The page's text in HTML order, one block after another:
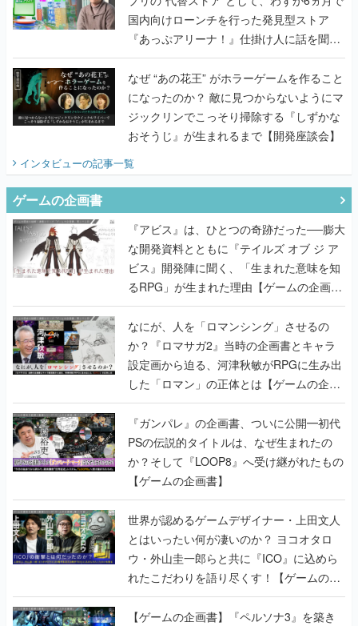
国内向けローンチを行った発見型ストア
『あっぷアリーナ！』仕掛け人に話を聞い
てみた
なぜ “あの花王” がホラーゲームを作ること
になったのか？ 敵に見つからないようにマ
ジックリンでこっそり掃除する『しずかな
おそうじ』が生まれるまで【開発座談会】
インタビューの記事一覧
ゲームの企画書
『アビス』は、ひとつの奇跡だった──膨大
な開発資料とともに『テイルズ オブ ジ ア
ビス』開発陣に聞く、「生まれた意味を知
るRPG」が生まれた理由【ゲームの企画
書】
なにが、人を「ロマンシング」させるの
か？『ロマサガ2』当時の企画書とキャラ
設定画から迫る、河津秋敏がRPGに生み出
した「ロマン」の正体とは【ゲームの企画
書】
『ガンパレ』の企画書、ついに公開━初代
PSの伝説的タイトルは、なぜ生まれたの
か？そして『LOOP8』へ受け継がれたもの
【ゲームの企画書】
世界が認めるゲームデザイナー・上田文人
とはいったい何が凄いのか？ ヨコオタロ
ウ・外山圭一郎らと共に『ICO』に込めら
れたこだわりを語り尽くす！【ゲームの企
画書】
【ゲームの企画書】『ペルソナ3』を築き